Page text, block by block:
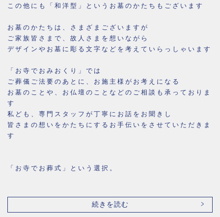
この他にも「和洋型」というお墓のかたちもございます
お墓のかたちは、さまざまございますが
ご家族皆さまで、故人さまを想いながら
デザインやお墓に彫る文字などを考えていらっしゃいます
「お寺でおみおくり」では
ご葬儀ご法要のあとに、お施主様がお考えになる
お墓のことや、お仏壇のことなどのご相談も承っておりま
す
私ども、専門スタッフが丁寧にお話をお聞きし
皆さまの想いをかたちにするお手伝いをさせていただきま
す
「お寺でお葬式」という選択。
続きを読む